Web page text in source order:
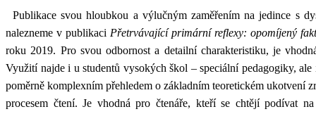
Publikace svou hloubkou a výlučným zaměřením na jedince s
nalezneme v publikaci Přetrvávající primární reflexy: opomíjený
roku 2019. Pro svou odbornost a detailní charakteristiku, je
Využití najde i u studentů vysokých škol – speciální pedagogiky,
poměrně komplexním přehledem o základním teoretickém ukotvení
procesem čtení. Je vhodná pro čtenáře, kteří se chtějí podívat